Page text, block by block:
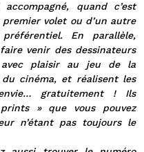
quand c’est
volet ou d’un autre
En parallèle,
venir des dessinateurs
plaisir au jeu de la
cinéma, et réalisent les
gratuitement ! Ils
» que vous pouvez
n’étant pas toujours le